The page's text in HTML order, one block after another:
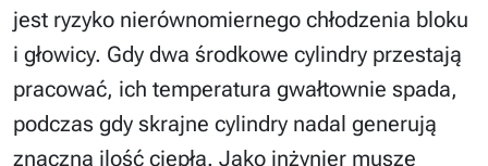
jest ryzyko nierównomiernego chłodzenia bloku
i głowicy. Gdy dwa środkowe cylindry przestają
pracować, ich temperatura gwałtownie spada,
podczas gdy skrajne cylindry nadal generują
znaczną ilość ciepła. Jako inżynier muszę